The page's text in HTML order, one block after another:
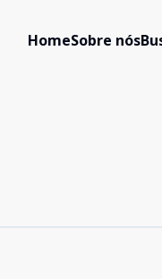
HomeSobre nós